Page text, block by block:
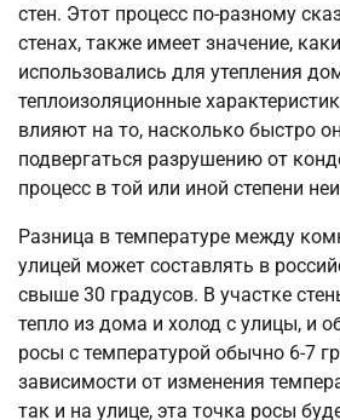
стен. Этот процесс по-разному
стенах, также имеет значение,
использовались для утепления
теплоизоляционные
влияют на то, насколько быстро
подвергаться разрушению от
процесс в той или иной степени
Разница в температуре между
улицей может составлять в
свыше 30 градусов. В участке
тепло из дома и холод с улицы, и
росы с температурой обычно 6-7
зависимости от изменения
так и на улице, эта точка росы